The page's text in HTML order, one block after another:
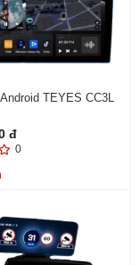
TEYES CC3L
đ
0